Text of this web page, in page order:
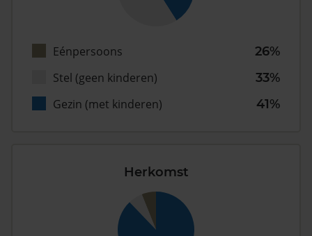
Eénpersoons
26%
Stel (geen kinderen)
33%
Gezin (met kinderen)
41%
Herkomst